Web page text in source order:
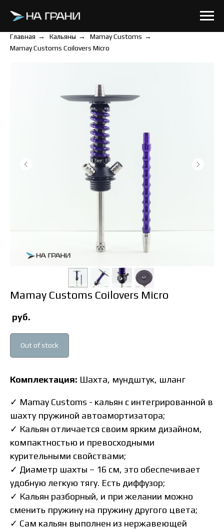
Главная → Кальяны → Mamay Customs →
Mamay Customs Coilovers Micro
Mamay Customs Coilovers Micro
руб.
Out of stock
Комплектация: Шахта, мундштук, шланг
✓ Mamay Customs - кальян с интегрированной в
шахту пружиной автоамортизатора;
✓ Кальян отличается своим ярким дизайном,
компактностью и превосходными
курительными свойствами;
✓ Диаметр шахты – 16 см, это обеспечивает
удобную легкую тягу. Есть диффузор;
✓ Кальян разборный, и при желании можно
сменить пружину на пружину другого цвета;
✓ Сам кальян выполнен из нержавеющей